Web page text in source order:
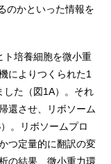
のかといった情報を
ト培養細胞を微小重
によりつくられた1
した（図1A）。それ
還させ、リボソーム
。リボソームプロ
つ定量的に翻訳の変
の結果、微小重力環